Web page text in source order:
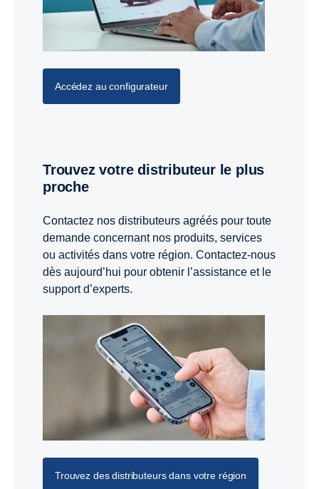
Accédez au configurateur
Trouvez votre distributeur le plus
proche
Contactez nos distributeurs agréés pour toute
demande concernant nos produits, services
ou activités dans votre région. Contactez-nous
dès aujourd’hui pour obtenir l’assistance et le
support d’experts.
Trouvez des distributeurs dans votre région